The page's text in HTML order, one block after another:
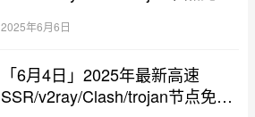
2025年6月6日
「6月4日」2025年最新高速
SSR/v2ray/Clash/trojan节点免费